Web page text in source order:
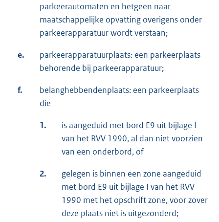
parkeerautomaten en hetgeen naar
maatschappelijke opvatting overigens onder
parkeerapparatuur wordt verstaan;
e.
parkeerapparatuurplaats: een parkeerplaats
behorende bij parkeerapparatuur;
f.
belanghebbendenplaats: een parkeerplaats
die
1.
is aangeduid met bord E9 uit bijlage I
van het RVV 1990, al dan niet voorzien
van een onderbord, of
2.
gelegen is binnen een zone aangeduid
met bord E9 uit bijlage I van het RVV
1990 met het opschrift zone, voor zover
deze plaats niet is uitgezonderd;